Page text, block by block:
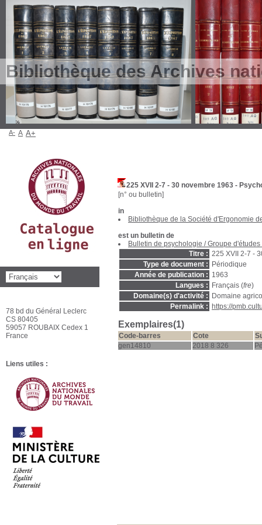
Bibliothèque des Archives
225 XVII 2-7 - 30 novembre 1963 -
[n° ou bulletin]
in
Bibliothèque de la Société d'Ergonomie
est un bulletin de
Bulletin de psychologie /Groupe
Titre : 225 XVII 2-7 -
Type de document :
Périodique
Année de publication : 1963
Langues :
Français (fre)
Domaine(s) d'activité :
Domaine
Permalink :
https://
Exemplaires(1)
Code-barres Cote
gen14810
2018 8 326
A- A A+
78 bd du Général Leclerc
CS 80405
59057 ROUBAIX Cedex 1
France
Liens utiles :